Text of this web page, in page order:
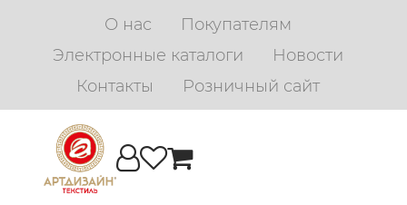
О нас
Покупателям
Электронные каталоги
Новости
Контакты
Розничный сайт